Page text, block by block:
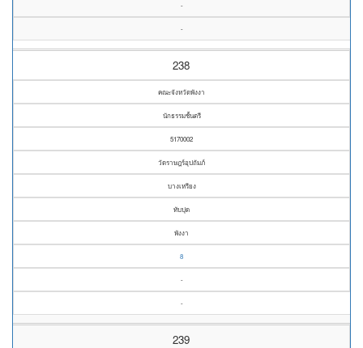
-
-
238
คณะจังหวัดพังงา
นักธรรมชั้นตรี
5170002
วัดราษฎร์อุปถัมภ์
บางเหรียง
ทับปุด
พังงา
8
-
-
239